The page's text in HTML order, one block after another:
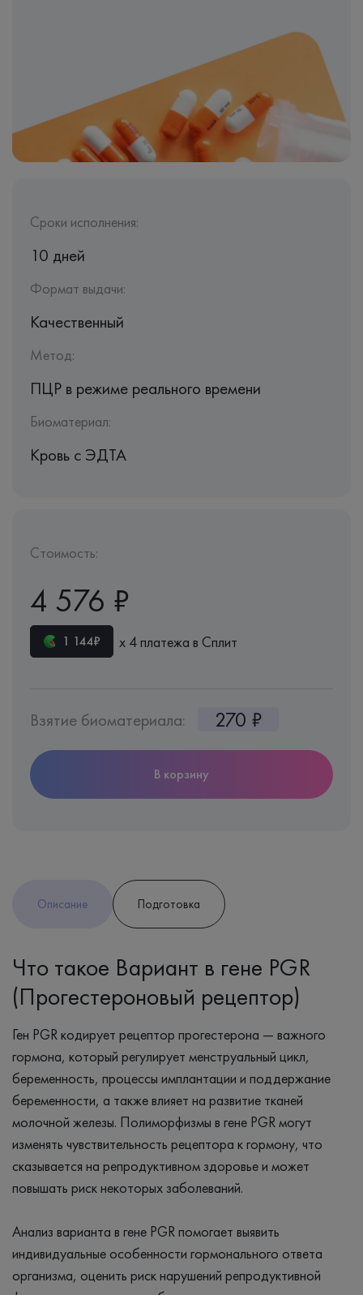
Сроки исполнения:
10 дней
Формат выдачи:
Качественный
Метод:
ПЦР в режиме реального времени
Биоматериал:
Кровь c ЭДТА
Стоимость:
4 576 ₽
1 144₽ х 4 платежа в Сплит
Взятие биоматериала: 270 ₽
В корзину
Описание Подготовка
Что такое Вариант в гене PGR
(Прогестероновый рецептор)
Ген PGR кодирует рецептор прогестерона — важного
гормона, который регулирует менструальный цикл,
беременность, процессы имплантации и поддержание
беременности, а также влияет на развитие тканей
молочной железы. Полиморфизмы в гене PGR могут
изменять чувствительность рецептора к гормону, что
сказывается на репродуктивном здоровье и может
повышать риск некоторых заболеваний.
Анализ варианта в гене PGR помогает выявить
индивидуальные особенности гормонального ответа
организма, оценить риск нарушений репродуктивной